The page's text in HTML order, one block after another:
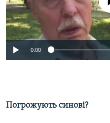
0:00
Погрожують синові?